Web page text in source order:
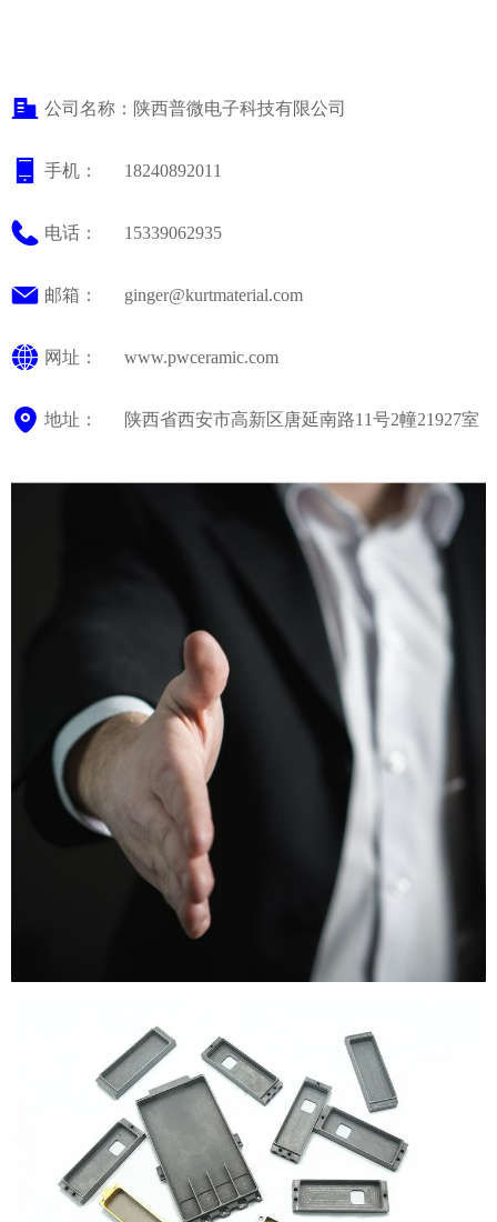
公司名称： 陕西普微电子科技有限公司
手机： 18240892011
电话： 15339062935
邮箱： ginger@kurtmaterial.com
网址： www.pwceramic.com
地址： 陕西省西安市高新区唐延南路11号2幢21927室